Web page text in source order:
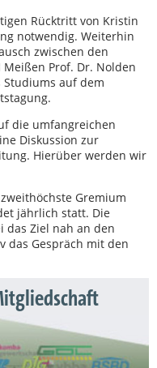
Rücktritt von Kristin
notwendig. Weiterhin
zwischen den
Prof. Dr. Nolden
auf dem
die umfangreichen
Diskussion zur
Hierüber werden wir
Gremium
jährlich statt. Die
das Ziel nah an den
das Gespräch mit den